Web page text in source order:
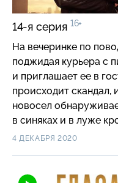
14-я серия 16+
На вечеринке по
поджидая курьера с
и приглашает ее в
происходит скандал,
новосел
в синяках и в луже
нет, а квартира, куда
4 ДЕКАБРЯ 2020